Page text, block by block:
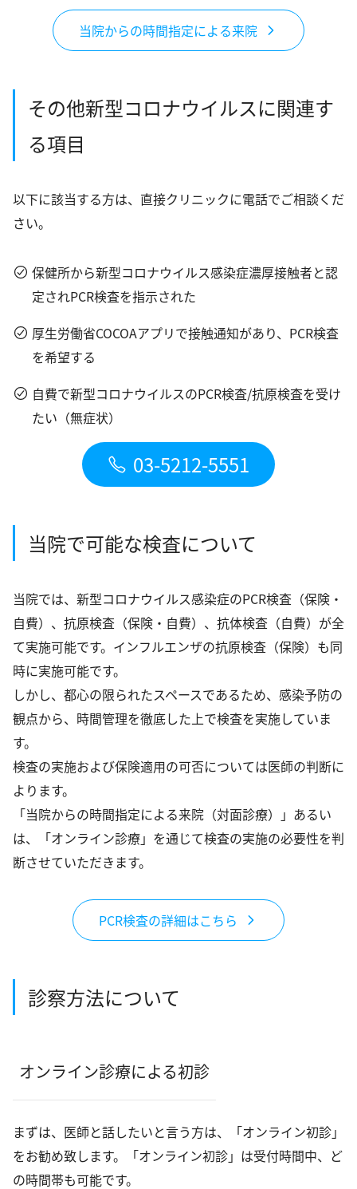
当院からの時間指定による来院
その他新型コロナウイルスに関連す
る項目
以下に該当する方は、直接クリニックに電話でご相談くだ
さい。
保健所から新型コロナウイルス感染症濃厚接触者と認
定されPCR検査を指示された
厚生労働省COCOAアプリで接触通知があり、PCR検査
を希望する
自費で新型コロナウイルスのPCR検査/抗原検査を受け
たい（無症状）
03-5212-5551
当院で可能な検査について
当院では、新型コロナウイルス感染症のPCR検査（保険・
自費）、抗原検査（保険・自費）、抗体検査（自費）が全
て実施可能です。インフルエンザの抗原検査（保険）も同
時に実施可能です。
しかし、都心の限られたスペースであるため、感染予防の
観点から、時間管理を徹底した上で検査を実施していま
す。
検査の実施および保険適用の可否については医師の判断に
よります。
「当院からの時間指定による来院（対面診療）」あるい
は、「オンライン診療」を通じて検査の実施の必要性を判
断させていただきます。
PCR検査の詳細はこちら
診察方法について
オンライン診療による初診
まずは、医師と話したいと言う方は、「オンライン初診」
をお勧め致します。「オンライン初診」は受付時間中、ど
の時間帯も可能です。